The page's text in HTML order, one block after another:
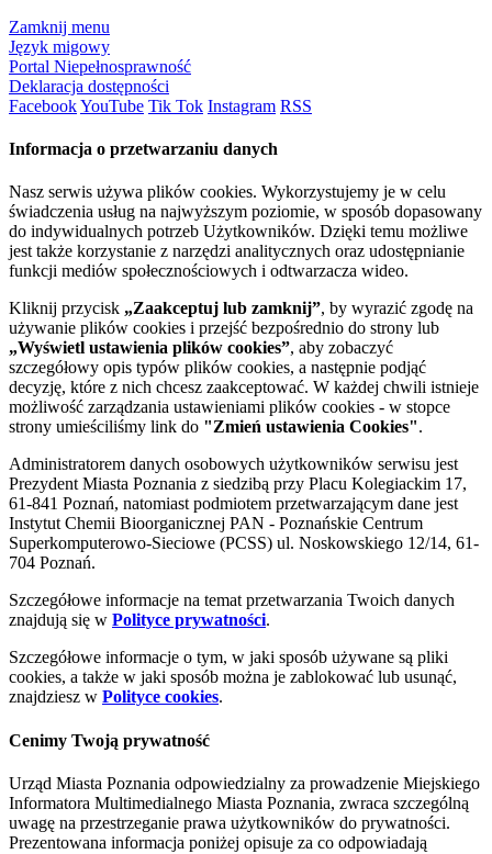
Zamknij menu
Język migowy
Portal Niepełnosprawność
Deklaracja dostępności
FacebookYouTube Tik Tok Instagram RSS
Informacja o przetwarzaniu danych
Nasz serwis używa plików cookies. Wykorzystujemy je w celu
świadczenia usług na najwyższym poziomie, w sposób dopasowany
do indywidualnych potrzeb Użytkowników. Dzięki temu możliwe
jest także korzystanie z narzędzi analitycznych oraz udostępnianie
funkcji mediów społecznościowych i odtwarzacza wideo.
Kliknij przycisk „Zaakceptuj lub zamknij”, by wyrazić zgodę na
używanie plików cookies i przejść bezpośrednio do strony lub
„Wyświetl ustawienia plików cookies”, aby zobaczyć
szczegółowy opis typów plików cookies, a następnie podjąć
decyzję, które z nich chcesz zaakceptować. W każdej chwili istnieje
możliwość zarządzania ustawieniami plików cookies - w stopce
strony umieściliśmy link do "Zmień ustawienia Cookies".
Administratorem danych osobowych użytkowników serwisu jest
Prezydent Miasta Poznania z siedzibą przy Placu Kolegiackim 17,
61-841 Poznań, natomiast podmiotem przetwarzającym dane jest
Instytut Chemii Bioorganicznej PAN - Poznańskie Centrum
Superkomputerowo-Sieciowe (PCSS) ul. Noskowskiego 12/14, 61-
704 Poznań.
Szczegółowe informacje na temat przetwarzania Twoich danych
znajdują się w Polityce prywatności.
Szczegółowe informacje o tym, w jaki sposób używane są pliki
cookies, a także w jaki sposób można je zablokować lub usunąć,
znajdziesz w Polityce cookies.
Cenimy Twoją prywatność
Urząd Miasta Poznania odpowiedzialny za prowadzenie Miejskiego
Informatora Multimedialnego Miasta Poznania, zwraca szczególną
uwagę na przestrzeganie prawa użytkowników do prywatności.
Prezentowana informacja poniżej opisuje za co odpowiadają